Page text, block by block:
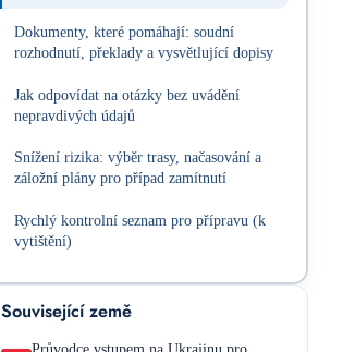
Dokumenty, které pomáhají: soudní
rozhodnutí, překlady a vysvětlující dopisy
Jak odpovídat na otázky bez uvádění
nepravdivých údajů
Snížení rizika: výběr trasy, načasování a
záložní plány pro případ zamítnutí
Rychlý kontrolní seznam pro přípravu (k
vytištění)
Související země